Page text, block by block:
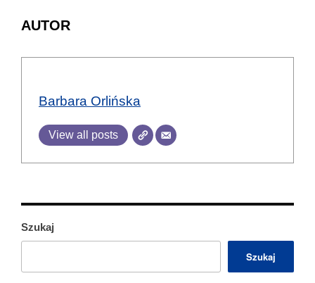
AUTOR
Barbara Orlińska
View all posts
Szukaj
Szukaj